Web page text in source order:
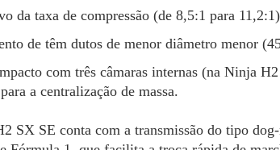
da taxa de compressão (de 8,5:1 para
de têm dutos de menor diâmetro menor
com três câmaras internas (na Ninja
a centralização de massa.
SX SE conta com a transmissão do tipo